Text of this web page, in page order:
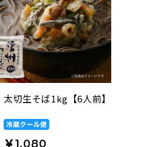
太切生そば1kg【6人前】
￥1,080